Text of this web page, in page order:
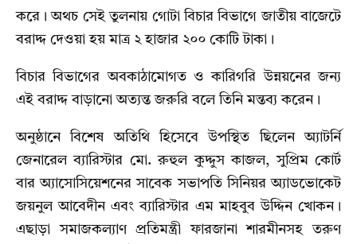
করে। অথচ সেই তুলনায় গোটা বিচার বিভাগে জাতীয় বাজেটে
বরাদ্দ দেওয়া হয় মাত্র ২ হাজার ২০০ কোটি টাকা।
বিচার বিভাগের অবকাঠামোগত ও কারিগরি উন্নয়নের জন্য
এই বরাদ্দ বাড়ানো অত্যন্ত জরুরি বলে তিনি মন্তব্য করেন।
অনুষ্ঠানে বিশেষ অতিথি হিসেবে উপস্থিত ছিলেন অ্যাটর্নি
জেনারেল ব্যারিস্টার মো. রুহুল কুদ্দুস কাজল, সুপ্রিম কোর্ট
বার অ্যাসোসিয়েশনের সাবেক সভাপতি সিনিয়র অ্যাডভোকেট
জয়নুল আবেদীন এবং ব্যারিস্টার এম মাহবুব উদ্দিন খোকন।
এছাড়া সমাজকল্যাণ প্রতিমন্ত্রী ফারজানা শারমীনসহ তরুণ